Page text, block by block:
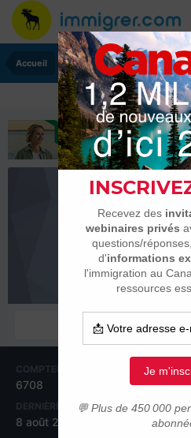
Accueil
COMPTEUR DE CONTENUS
6708 14
DERNIÈRE VISITE
8 août 2023 21